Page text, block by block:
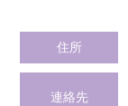
住所
連絡先